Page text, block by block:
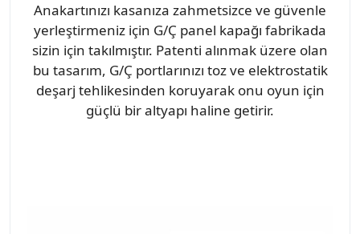
Anakartınızı kasanıza zahmetsizce ve güvenle
yerleştirmeniz için G/Ç panel kapağı fabrikada
sizin için takılmıştır. Patenti alınmak üzere olan
bu tasarım, G/Ç portlarınızı toz ve elektrostatik
deşarj tehlikesinden koruyarak onu oyun için
güçlü bir altyapı haline getirir.